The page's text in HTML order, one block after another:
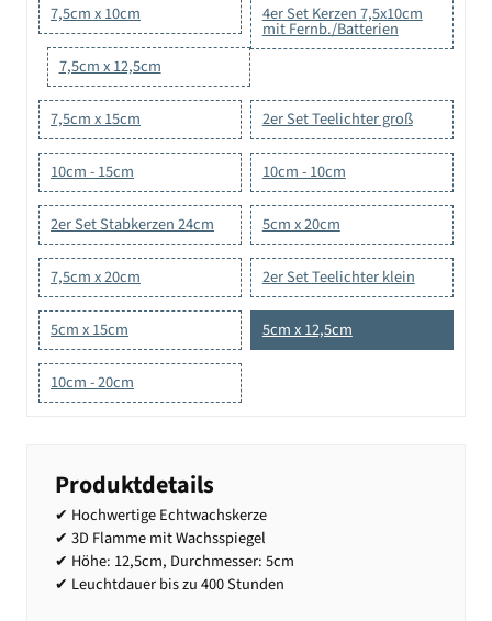
4er Set Kerzen 7,5x10cm
mit Fernb./Batterien
7,5cm x 10cm
7,5cm x 12,5cm
7,5cm x 15cm 2er Set Teelichter groß
10cm - 15cm 10cm - 10cm
2er Set Stabkerzen 24cm 5cm x 20cm
7,5cm x 20cm 2er Set Teelichter klein
5cm x 15cm 5cm x 12,5cm
10cm - 20cm
Produktdetails
✔ Hochwertige Echtwachskerze
✔ 3D Flamme mit Wachsspiegel
✔ Höhe: 12,5cm, Durchmesser: 5cm
✔ Leuchtdauer bis zu 400 Stunden